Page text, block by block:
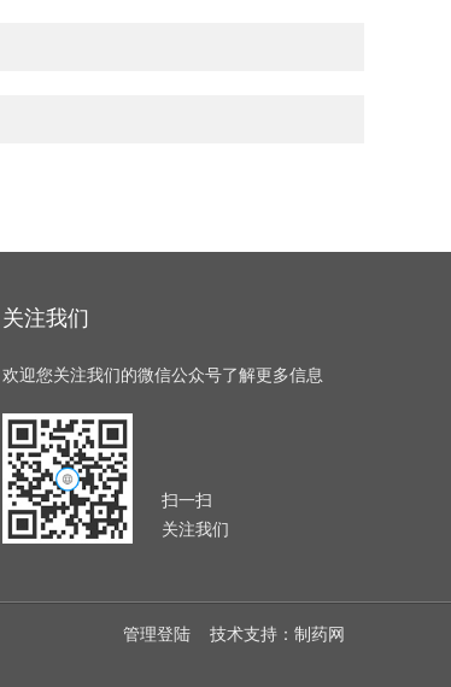
关注我们
欢迎您关注我们的微信公众号了解更多信息
扫一扫
关注我们
管理登陆 技术支持： 制药网